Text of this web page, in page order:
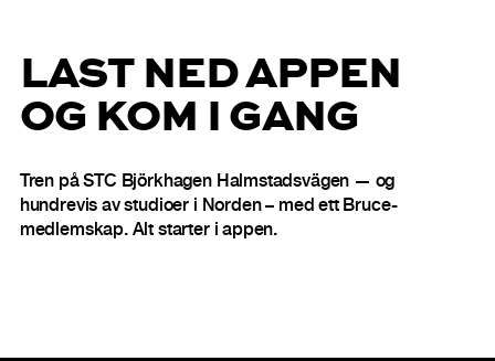
LAST NED APPEN
OG KOM I GANG
Tren på STC Björkhagen Halmstadsvägen — og
hundrevis av studioer i Norden – med ett Bruce-
medlemskap. Alt starter i appen.